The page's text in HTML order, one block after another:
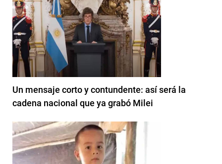
Un mensaje corto y contundente: así será la
cadena nacional que ya grabó Milei